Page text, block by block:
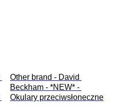
Other brand - David
Beckham - *NEW* -
Okulary przeciwsłoneczne